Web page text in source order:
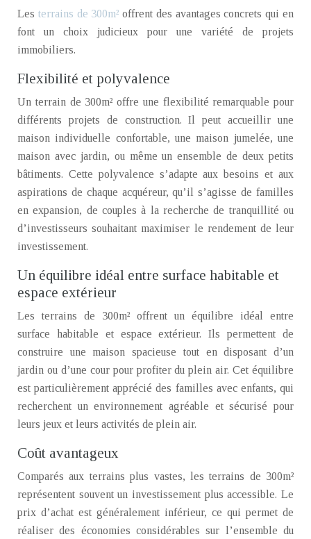
Les terrains de 300m²offrent des avantages concrets qui en
font un choix judicieux pour une variété de projets
immobiliers.
Flexibilité et polyvalence
Un terrain de 300m² offre une flexibilité remarquable pour
différents projets de construction. Il peut accueillir une
maison individuelle confortable, une maison jumelée, une
maison avec jardin, ou même un ensemble de deux petits
bâtiments. Cette polyvalence s’adapte aux besoins et aux
aspirations de chaque acquéreur, qu’il s’agisse de familles
en expansion, de couples à la recherche de tranquillité ou
d’investisseurs souhaitant maximiser le rendement de leur
investissement.
Un équilibre idéal entre surface habitable et
espace extérieur
Les terrains de 300m² offrent un équilibre idéal entre
surface habitable et espace extérieur. Ils permettent de
construire une maison spacieuse tout en disposant d’un
jardin ou d’une cour pour profiter du plein air. Cet équilibre
est particulièrement apprécié des familles avec enfants, qui
recherchent un environnement agréable et sécurisé pour
leurs jeux et leurs activités de plein air.
Coût avantageux
Comparés aux terrains plus vastes, les terrains de 300m²
représentent souvent un investissement plus accessible. Le
prix d’achat est généralement inférieur, ce qui permet de
réaliser des économies considérables sur l’ensemble du